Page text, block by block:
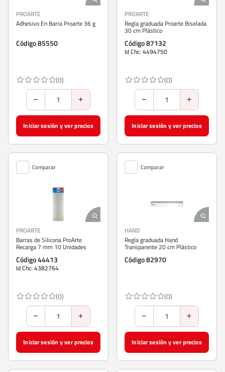
PROARTE
Adhesivo En Barra Proarte 36 g
Código 85550
(0)
Iniciar sesión y ver precios
PROARTE
Regla graduada Proarte Biselada
30 cm Plástico
Código 87132
Id Chc: 4494750
(0)
Iniciar sesión y ver precios
Comparar
PROARTE
Barras de Silicona ProArte
Recarga 7 mm 10 Unidades
Código 44413
Id Chc: 4382764
(0)
Iniciar sesión y ver precios
Comparar
HAND
Regla graduada Hand
Transparente 20 cm Plástico
Código 82970
(0)
Iniciar sesión y ver precios